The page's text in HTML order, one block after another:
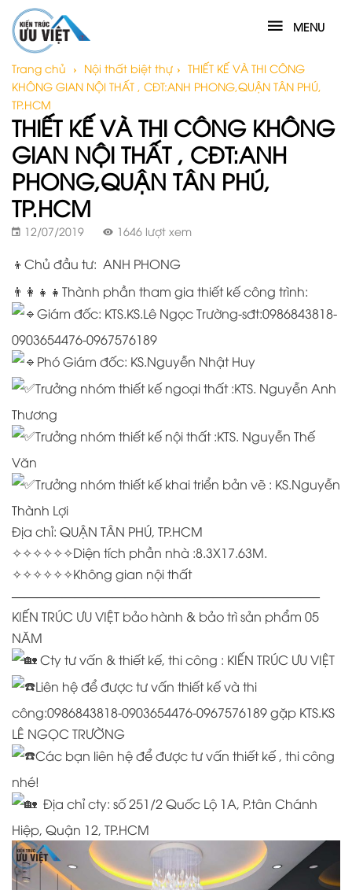
MENU
Trang chủ › Nội thất biệt thự › THIẾT KẾ VÀ THI CÔNG
KHÔNG GIAN NỘI THẤT , CĐT:ANH PHONG,QUẬN TÂN PHÚ,
TP.HCM
THIẾT KẾ VÀ THI CÔNG KHÔNG
GIAN NỘI THẤT , CĐT:ANH
PHONG,QUẬN TÂN PHÚ,
TP.HCM
12/07/2019 1646 lượt xem
👦Chủ đầu tư: ANH PHONG
👨‍👩‍👧‍👧Thành phần tham gia thiết kế công trình:
Giám đốc: KTS.KS.Lê Ngọc Trường-sđt:0986843818-
0903654476-0967576189
Phó Giám đốc: KS.Nguyễn Nhật Huy
Trưởng nhóm thiết kế ngoại thất :KTS. Nguyễn Anh
Thương
Trưởng nhóm thiết kế nội thất :KTS. Nguyễn Thế
Văn
Trưởng nhóm thiết kế khai triển bản vẽ : KS.Nguyễn
Thành Lợi
Địa chỉ: QUẬN TÂN PHÚ, TP.HCM
✧✧✧✧✧✧Diện tích phần nhà :8.3X17.63M.
✧✧✧✧✧✧Không gian nội thất
————————————————————————–
KIẾN TRÚC ƯU VIỆT bảo hành & bảo trì sản phẩm 05
NĂM
Cty tư vấn & thiết kế, thi công : KIẾN TRÚC ƯU VIỆT
Liên hệ để được tư vấn thiết kế và thi
công:0986843818-0903654476-0967576189 gặp KTS.KS
LÊ NGỌC TRƯỜNG
Các bạn liên hệ để được tư vấn thiết kế , thi công
nhé!
Địa chỉ cty: số 251/2 Quốc Lộ 1A, P.tân Chánh
Hiệp, Quận 12, TP.HCM